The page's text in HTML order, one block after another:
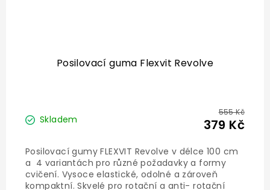
Posilovací guma Flexvit Revolve
Skladem
555 Kč
379 Kč
Posilovací gumy FLEXVIT Revolve v délce 100 cm
a 4 variantách pro různé požadavky a formy
cvičení. Vysoce elastické, odolné a zároveň
kompaktní. Skvelé pro rotační a anti- rotační